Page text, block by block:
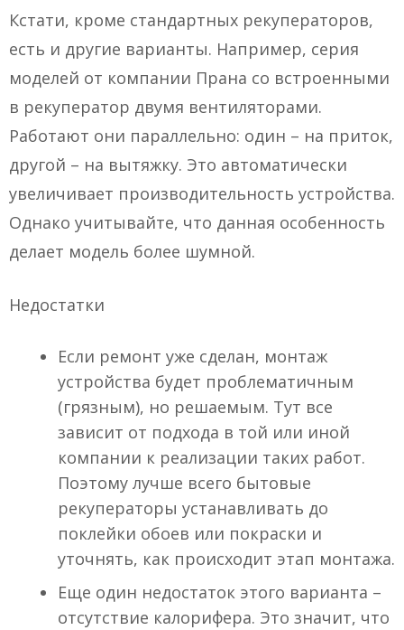
Кстати, кроме стандартных рекуператоров,
есть и другие варианты. Например, серия
моделей от компании Прана со встроенными
в рекуператор двумя вентиляторами.
Работают они параллельно: один – на приток,
другой – на вытяжку. Это автоматически
увеличивает производительность устройства.
Однако учитывайте, что данная особенность
делает модель более шумной.
Недостатки
Если ремонт уже сделан, монтаж
устройства будет проблематичным
(грязным), но решаемым. Тут все
зависит от подхода в той или иной
компании к реализации таких работ.
Поэтому лучше всего бытовые
рекуператоры устанавливать до
поклейки обоев или покраски и
уточнять, как происходит этап монтажа.
Еще один недостаток этого варианта –
отсутствие калорифера. Это значит, что